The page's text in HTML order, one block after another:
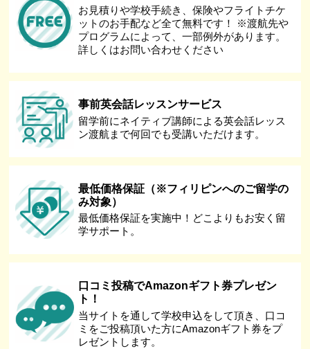
お見積りや学校手続き、保険やフライトチケ
ットのお手配など全て無料です！ ※渡航先や
プログラムによって、一部例外があります。
詳しくはお問い合わせください
事前英会話レッスンサービス
留学前にネイティブ講師による英会話レッス
ン渡航まで何回でも受講いただけます。
最低価格保証（※フィリピンへのご留学の
み対象）
最低価格保証を実施中！どこよりもお安く留
学サポート。
口コミ投稿でAmazonギフト券プレゼン
ト！
当サイトを通して学校申込をして頂き、口コ
ミをご投稿頂いた方にAmazonギフト券をプ
レゼントします。